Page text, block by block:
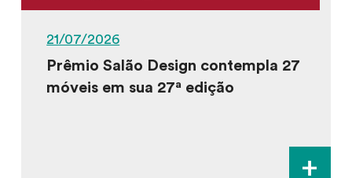
21/07/2026
Prêmio Salão Design contempla 27
móveis em sua 27ª edição
+